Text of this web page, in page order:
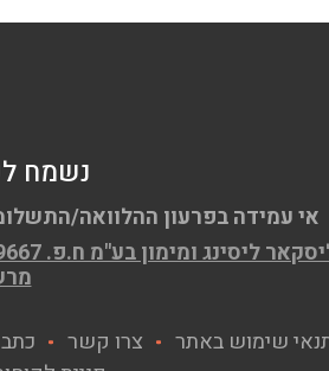
נשמח
אי עמידה בפרעון ההלוואה/
בע"מ ח.פ. 515609667, המחזיקה ברישיון למתן שירותי אשראי (מורחב) מ.ר 58593
שימוש באתר צרו קשר